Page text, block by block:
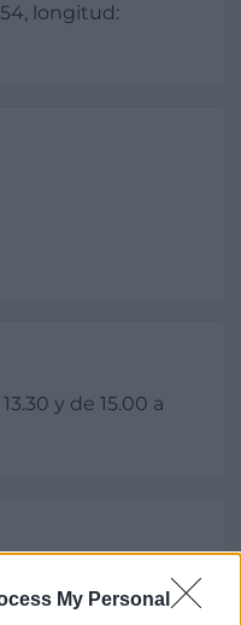
My Personal
longitud:
y de 15.00 a